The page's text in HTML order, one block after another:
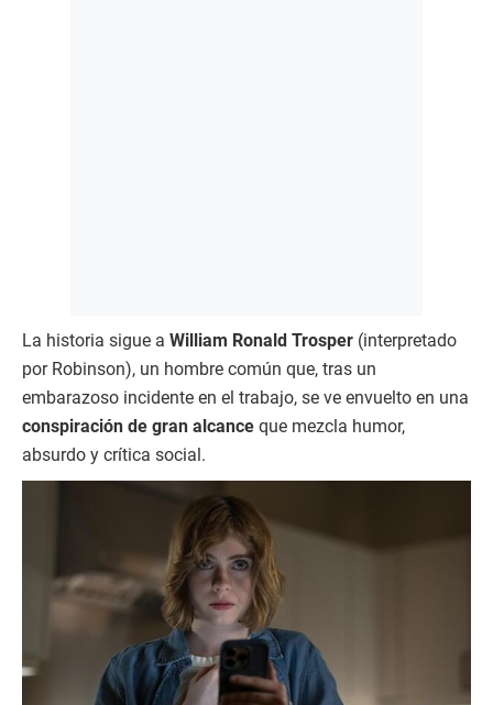
La historia sigue a William Ronald Trosper (interpretado
por Robinson), un hombre común que, tras un
embarazoso incidente en el trabajo, se ve envuelto en una
conspiración de gran alcance que mezcla humor,
absurdo y crítica social.